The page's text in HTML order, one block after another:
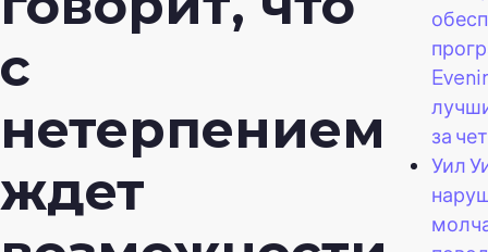
с
нетерпением
ждет
за
Уил